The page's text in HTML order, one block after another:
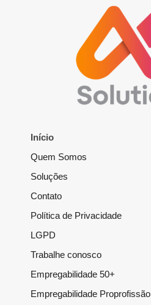
Início
Quem Somos
Soluções
Contato
Política de Privacidade
LGPD
Trabalhe conosco
Empregabilidade 50+
Empregabilidade Proprofissão